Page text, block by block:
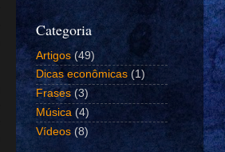
Categoria
Artigos (49)
Dicas econômicas (1)
Frases (3)
Música (4)
Vídeos (8)